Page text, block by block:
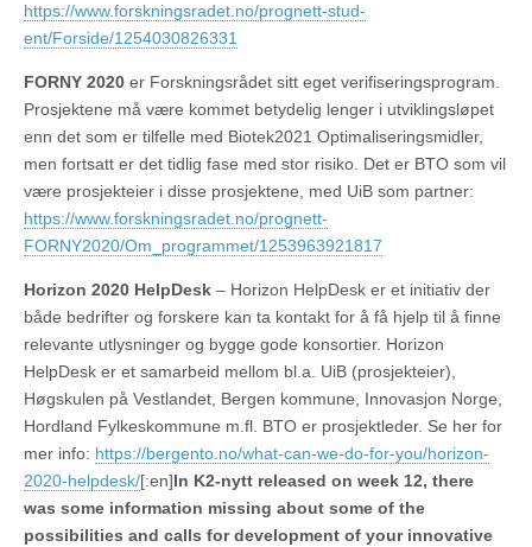
https://www.forskningsradet.no/prognett-stud-
ent/Forside/1254030826331
FORNY 2020 er Forskningsrådet sitt eget verifiseringsprogram.
Prosjektene må være kommet betydelig lenger i utviklingsløpet
enn det som er tilfelle med Biotek2021 Optimaliseringsmidler,
men fortsatt er det tidlig fase med stor risiko. Det er BTO som vil
være prosjekteier i disse prosjektene, med UiB som partner:
https://www.forskningsradet.no/prognett-
FORNY2020/Om_programmet/1253963921817
Horizon 2020 HelpDesk – Horizon HelpDesk er et initiativ der
både bedrifter og forskere kan ta kontakt for å få hjelp til å finne
relevante utlysninger og bygge gode konsortier. Horizon
HelpDesk er et samarbeid mellom bl.a. UiB (prosjekteier),
Høgskulen på Vestlandet, Bergen kommune, Innovasjon Norge,
Hordland Fylkeskommune m.fl. BTO er prosjektleder. Se her for
mer info: https://bergento.no/what-can-we-do-for-you/horizon-
2020-helpdesk/[:en]In K2-nytt released on week 12, there
was some information missing about some of the
possibilities and calls for development of your innovative